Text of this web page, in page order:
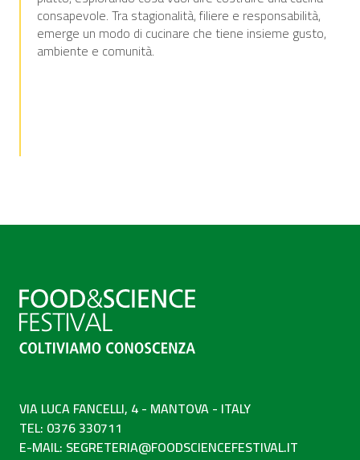
consapevole. Tra stagionalità, filiere e responsabilità,
emerge un modo di cucinare che tiene insieme gusto,
ambiente e comunità.
VIA LUCA FANCELLI, 4 - MANTOVA - ITALY
TEL: 0376 330711
E-MAIL: SEGRETERIA@FOODSCIENCEFESTIVAL.IT